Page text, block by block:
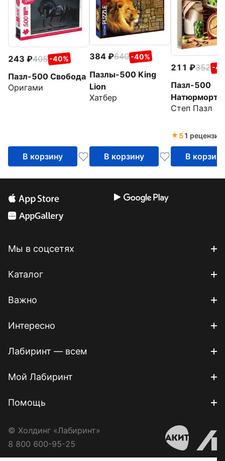
243 405 -40%
Пазл-500 Свобода
Оригами
В корзину
384 640 -40%
Пазлы-500 King
Lion
Хатбер
В корзину
211 352 -
Пазл-500
Натюрморт с
Степ Пазл
51 рецензия
В корзину
Мы в соцсетях
Каталог
Важно
Интересно
Лабиринт — всем
Мой Лабиринт
Помощь
© Холдинг «Лабиринт»
8 800 600-95-25